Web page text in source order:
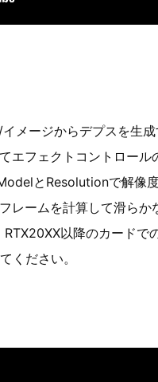
メージからデプスを生
エフェクトコントロー
とResolutionで解像
レームを計算して滑ら
以降のカードで
ください。